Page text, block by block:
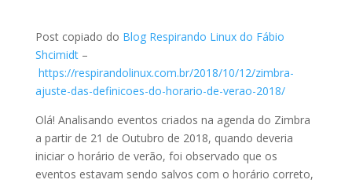
Post copiado do Blog Respirando Linux do Fábio
Shcimidt–
https://respirandolinux.com.br/2018/10/12/zimbra-
ajuste-das-definicoes-do-horario-de-verao-2018/
Olá! Analisando eventos criados na agenda do Zimbra
a partir de 21 de Outubro de 2018, quando deveria
iniciar o horário de verão, foi observado que os
eventos estavam sendo salvos com o horário correto,